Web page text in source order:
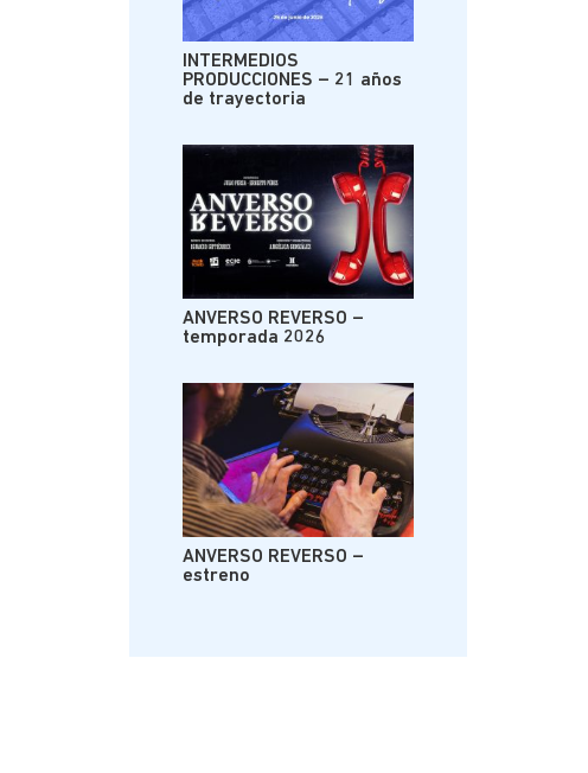
INTERMEDIOS
PRODUCCIONES – 21 años
de trayectoria
ANVERSO REVERSO –
temporada 2026
ANVERSO REVERSO –
estreno